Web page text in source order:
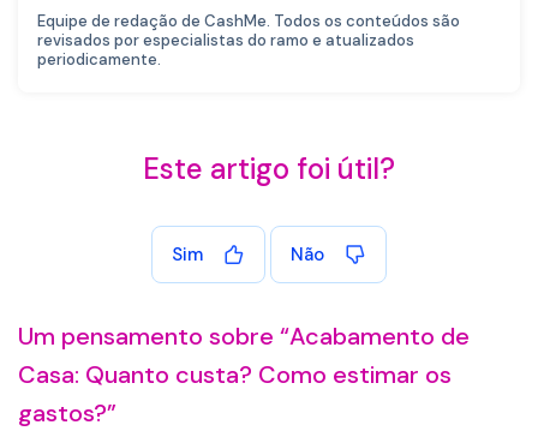
Equipe de redação de CashMe. Todos os conteúdos são
revisados por especialistas do ramo e atualizados
periodicamente.
Este artigo foi útil?
Sim Não
Um pensamento sobre “Acabamento de
Casa: Quanto custa? Como estimar os
gastos?”